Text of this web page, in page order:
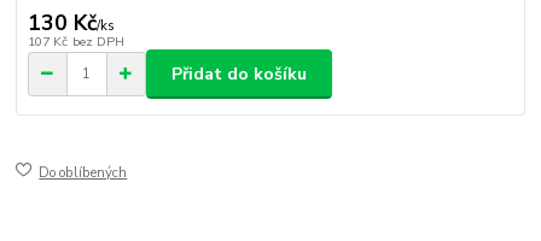
130 Kč/ks
107 Kč bez DPH
Přidat do košíku
Do oblíbených